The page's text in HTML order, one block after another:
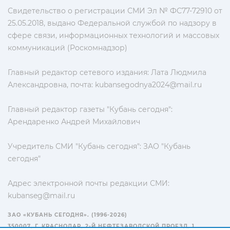
Свидетельство о регистрации СМИ Эл № ФС77-72910 от
25.05.2018, выдано Федеральной службой по надзору в
сфере связи, информационных технологий и массовых
коммуникаций (Роскомнадзор)
Главный редактор сетевого издания: Лата Людмила
Александровна, почта: kubansegodnya2024@mail.ru
Главный редактор газеты "Кубань сегодня":
Арендаренко Андрей Михайлович
Учредитель СМИ "Кубань сегодня": ЗАО "Кубань
сегодня"
Адрес электронной почты редакции СМИ:
kubanseg@mail.ru
ЗАО «КУБАНЬ СЕГОДНЯ». (1996-2026)
350007, Г. КРАСНОДАР, 2-Й НЕФТЕЗАВОДСКОЙ ПРОЕЗД, 1